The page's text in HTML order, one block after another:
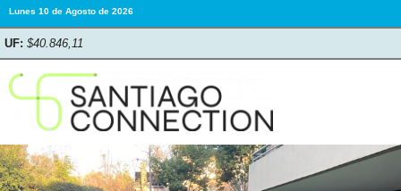
Lunes 10 de Agosto de 2026
UF: $40.846,11